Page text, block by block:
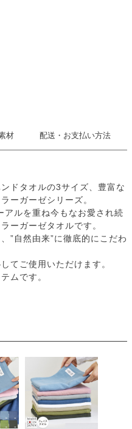
材 配送・お支払い方法
ドタオルの3サイズ、豊富な
ーガーゼシリーズ。
ルを重ね今もなお愛され続
ーガーゼタオルです。
”自然由来”に徹底的にこだわ
てご使用いただけます。
ムです。